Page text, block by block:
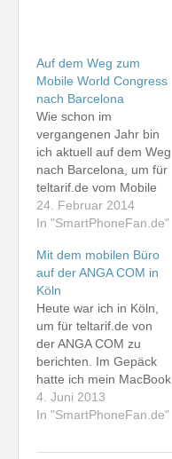
Auf dem Weg zum
Mobile World Congress
nach Barcelona
Wie schon im
vergangenen Jahr bin
ich aktuell auf dem Weg
nach Barcelona, um für
teltarif.de vom Mobile
World Congress (MWC)
zu berichten. Dabei ist
Büro mit an Bord.
Meine Hauptgeräte, das
Blackberry Q10 und das
Apple iPhone 5s, sind
wie auch in heimischen
Gefilden für meine…
24. Februar 2014
In "SmartPhoneFan.de"
Mit dem mobilen Büro
auf der ANGA COM in
Köln
Heute war ich in Köln,
um für teltarif.de von
der ANGA COM zu
berichten. Im Gepäck
hatte ich mein MacBook
Air zusammen mit dem
Telekom Speedstick
während der Eutelsat-
4. Juni 2013
In "SmartPhoneFan.de"